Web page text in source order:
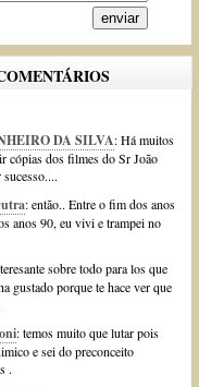
DA SILVA: Há muitos
cópias dos filmes do Sr João
: então.. Entre o fim dos anos
anos 90, eu vivi e trampei no
sobre todo para los que
gustado porque te hace ver que
: temos muito que lutar pois
e sei do preconceito
.